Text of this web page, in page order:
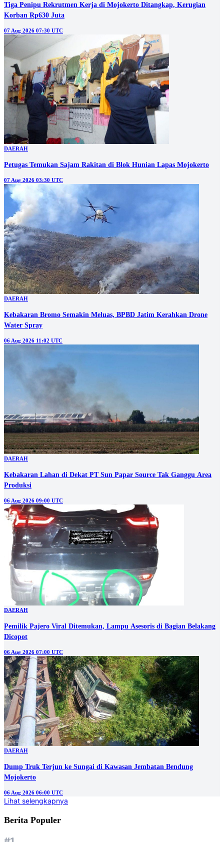
Tiga Penipu Rekrutmen Kerja di Mojokerto Ditangkap, Kerugian
Korban Rp630 Juta
07 Aug 2026 07:30 UTC
DAERAH
Petugas Temukan Sajam Rakitan di Blok Hunian Lapas Mojokerto
07 Aug 2026 03:30 UTC
DAERAH
Kebakaran Bromo Semakin Meluas, BPBD Jatim Kerahkan Drone
Water Spray
06 Aug 2026 11:02 UTC
DAERAH
Kebakaran Lahan di Dekat PT Sun Papar Source Tak Ganggu Area
Produksi
06 Aug 2026 09:00 UTC
DAERAH
Pemilik Pajero Viral Ditemukan, Lampu Asesoris di Bagian Belakang
Dicopot
06 Aug 2026 07:00 UTC
DAERAH
Dump Truk Terjun ke Sungai di Kawasan Jembatan Bendung
Mojokerto
06 Aug 2026 06:00 UTC
Lihat selengkapnya
Berita Populer